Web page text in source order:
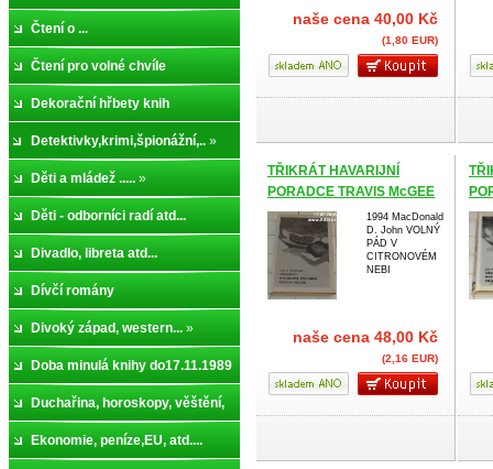
Čtení o ...
Čtení pro volné chvíle
Dekorační hřbety knih
Detektivky,krimi,špionážní,.. »
Děti a mládež ..... »
Děti - odborníci radí atd...
Divadlo, libreta atd...
Dívčí romány
Divoký západ, western... »
Doba minulá knihy do17.11.1989
» Duchařina, horoskopy, věštění,
Ekonomie, peníze,EU, atd....
naše cena 40,00 Kč
(1,80 EUR)
TŘIKRÁT HAVARIJNÍ
PORADCE TRAVIS McGEE
1994 MacDonald
D. John VOLNÝ
PÁD V
CITRONOVÉM
NEBI
naše cena 48,00 Kč
(2,16 EUR)